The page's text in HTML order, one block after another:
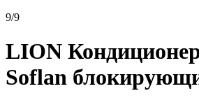
9/9
LION
Soflan